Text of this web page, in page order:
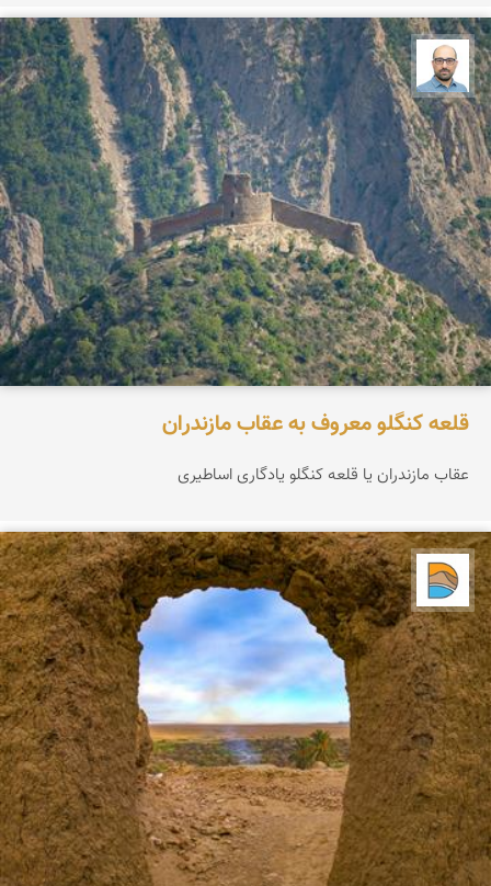
بابک ارجمندی
قلعه کنگلو معروف به عقاب مازندران
عقاب مازندران یا قلعه کنگلو یادگاری اساطیری
دریاچه کویر